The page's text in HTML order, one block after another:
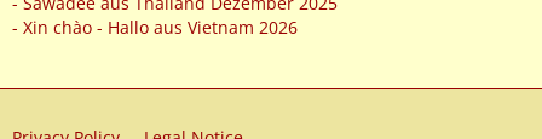
- Xin chào - Hallo aus Vietnam 2026